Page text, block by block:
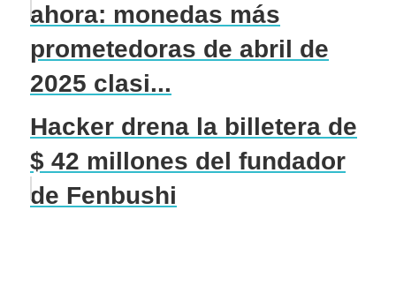
ahora: monedas más
prometedoras de abril de
2025 clasi...
Hacker drena la billetera de
$ 42 millones del fundador
de Fenbushi